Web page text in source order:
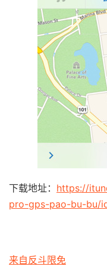
下载地址： https://
pro-gps-pao-bu-bu/
来自反斗限免